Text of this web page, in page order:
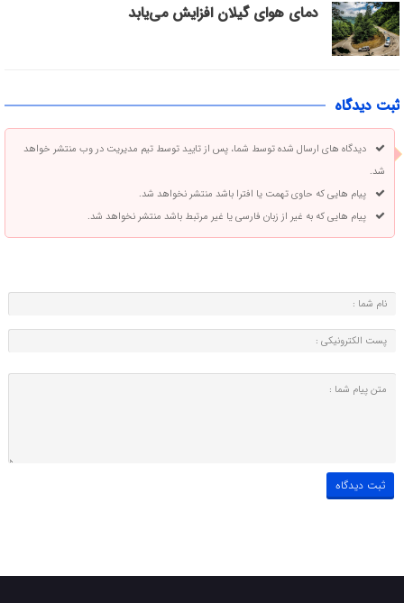
دمای هوای گیلان افزایش می‌یابد
ثبت دیدگاه
دیدگاه های ارسال شده توسط شما، پس از تایید توسط تیم مدیریت در وب منتشر خواهد
شد.
پیام هایی که حاوی تهمت یا افترا باشد منتشر نخواهد شد.
پیام هایی که به غیر از زبان فارسی یا غیر مرتبط باشد منتشر نخواهد شد.